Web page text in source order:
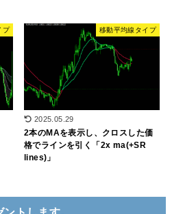
プ 移動平均線タイプ
2025.05.29
2本のMAを表示し、クロスした価
格でラインを引く「2x ma(+SR
lines)」